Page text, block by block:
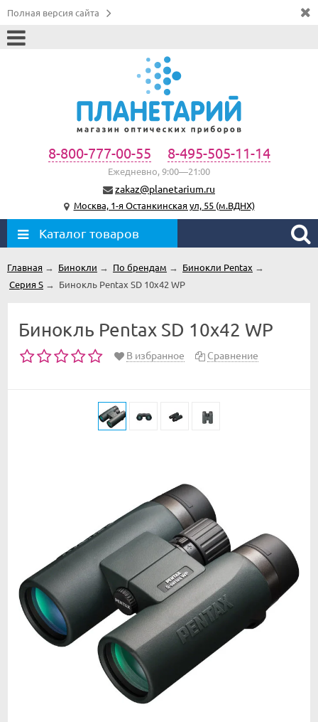
Полная версия сайта
8-800-777-00-55 8-495-505-11-14
Ежедневно, 9:00—21:00
zakaz@planetarium.ru
Москва, 1-я Останкинская ул, 55 (м.ВДНХ)
Каталог товаров
Главная → Бинокли → По брендам → Бинокли Pentax →
Серия S → Бинокль Pentax SD 10x42 WP
Бинокль Pentax SD 10x42 WP
В избранное Сравнение